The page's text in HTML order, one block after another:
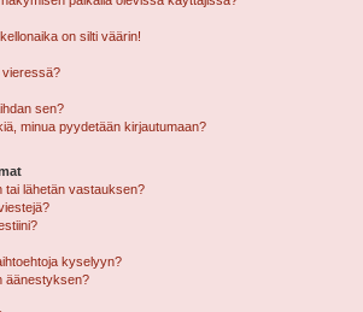
on silti väärin!
vieressä?
sen?
minua pyydetään kirjautumaan?
tai lähetän vastauksen?
kyselyyn?
äänestyksen?